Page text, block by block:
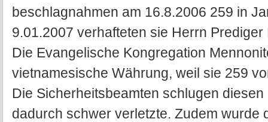
beschlagnahmen am 16.8.2006 259 in
9.01.2007 verhafteten sie Herrn
Die Evangelische Kongregation
vietnamesische Währung, weil sie 259
Die Sicherheitsbeamten schlugen
dadurch schwer verletzte. Zudem wurde